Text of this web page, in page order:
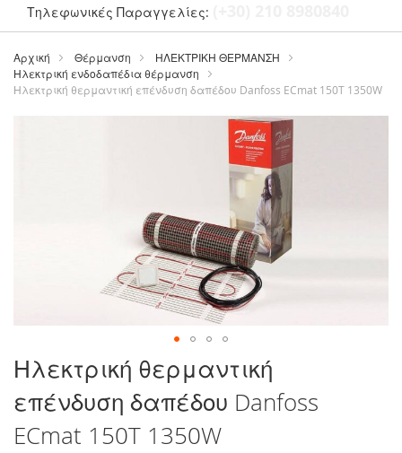
Τηλεφωνικές Παραγγελίες:
Μετάβαση
περιεχόμενο
Αρχική Θέρμανση
ΗΛΕΚΤΡΙΚΗ ΘΕΡΜΑΝΣΗ
Ηλεκτρική ενδοδαπέδια θέρμανση
Ηλεκτρική θερμαντική επένδυση δαπέδου Danfoss ECmat 150T 1350W
Μετάβαση
στην
αρχή
της
συλλογής
εικόνων
Ηλεκτρική θερμαντική
επένδυση δαπέδου Danfoss
ECmat 150T 1350W